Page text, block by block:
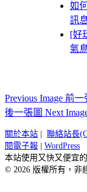
如
訊
[好
氣
Previous Image 前一
後一張圖 Next
關於本站 聯絡站長
閱電子報
WordPress
本站使用又快又便宜
© 2026 版權所有，非